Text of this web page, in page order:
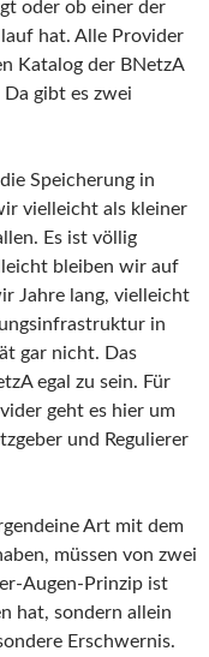
oder ob einer der
hat. Alle Provider
Katalog der BNetzA
gibt es zwei
Speicherung in
vielleicht als kleiner
Es ist völlig
bleiben wir auf
Jahre lang, vielleicht
in
gar nicht. Das
egal zu sein. Für
geht es hier um
und Regulierer
Art mit dem
müssen von zwei
Augen-Prinzip ist
hat, sondern allein
Erschwernis.